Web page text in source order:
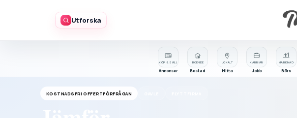
Utforska
KÖP & SÄLJ
Annonser
BOENDE
Bostad
MARKNAD
Börs
LOKALT
Hitta
KARRIÄR
Jobb
KOSTNADSFRI OFFERTFÖRFRÅGAN